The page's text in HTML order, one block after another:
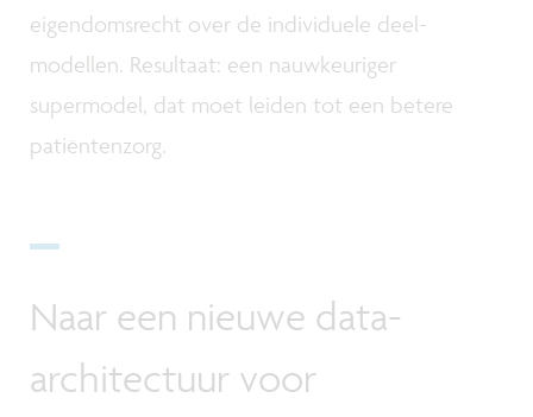
eigendomsrecht over de individuele deel-
modellen. Resultaat: een nauwkeuriger
supermodel, dat moet leiden tot een betere
patiëntenzorg.
Naar een nieuwe data-
architectuur voor